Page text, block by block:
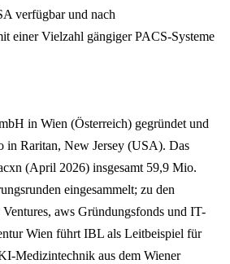
verfügbar und nach
einer Vielzahl gängiger PACS-Systeme
in Wien (Österreich) gegründet und
in Raritan, New Jersey (USA). Das
(April 2026) insgesamt 59,9 Mio.
eingesammelt; zu den
aws Gründungsfonds und IT-
Wien führt IBL als Leitbeispiel für
Medizintechnik aus dem Wiener